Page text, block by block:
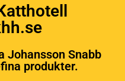
Johansson Snabb
produkter.